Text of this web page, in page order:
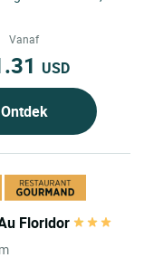
Vanaf
USD
Ontdek
Floridor